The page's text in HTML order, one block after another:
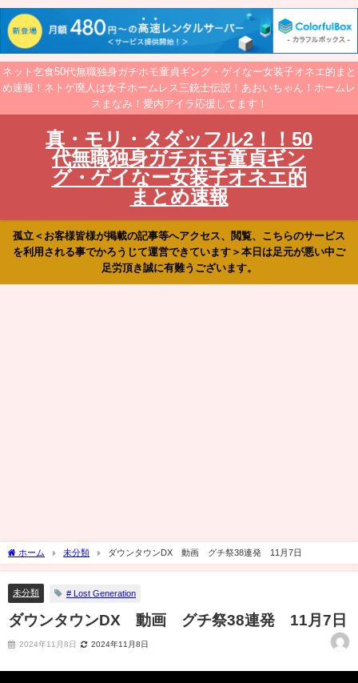
ネット乞食50代無職独身ガチホモ童貞ギング・ゲイなー女装子オネエ的まと
め速報！ネトゲ廃人は女子ホームレス三銃士伝説！あおいちゃん！ホームレ
スまなみ！愛内アイラ応援してます！
真・モリ・タダッフル2！！50
代無職独身ガチホモ童貞ギン
グ・ゲイなー女装子オネエ的
まとめ速報
孤立＜お客様皆様が掲載の記事等へアクセス、閲覧、こちらのサービス
を利用される事でかろうじて運営できています＞本日は足元が悪い中ご
足労頂き誠に有難うございます。
ホーム 未分類 ダウンタウンDX 動画 グチ祭38連発 11月7日
未分類 # Lost Generation
ダウンタウンDX 動画 グチ祭38連発 11月7日
2024年11月8日 2024年11月8日